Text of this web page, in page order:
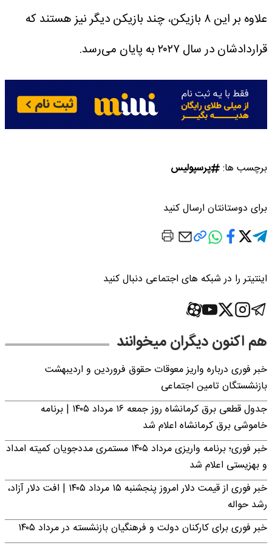
علاوه بر این ۸ بازیکن، چند بازیکن دیگر نیز هستند که
قراردادشان در سال ۲۰۲۷ به پایان می‌رسد.
برچسب ها: پرسپولیس
برای دوستانتان ارسال کنید
اینتیتر را در شبکه های اجتماعی دنبال کنید
هم اکنون دیگران میخوانند
خبر فوری درباره واریز معوقات حقوق فروردین و اردیبهشت
بازنشستگان تامین اجتماعی
جدول قطعی برق کرمانشاه روز جمعه ۱۶ مرداد ۱۴۰۵ | برنامه
خاموشی برق کرمانشاه اعلام شد
خبر فوری؛ برنامه واریزی مرداد ۱۴۰۵ مستمری مددجویان کمیته امداد
و بهزیستی اعلام شد
خبر فوری از قیمت دلار امروز پنجشنبه ۱۵ مرداد ۱۴۰۵ | افت دلار آزاد،
رشد حواله
خبر فوری برای کارکنان دولت و فرهنگیان بازنشسته در مرداد ۱۴۰۵